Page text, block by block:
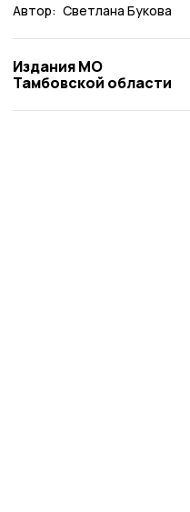
Автор: Светлана Букова
Издания МО
Тамбовской области